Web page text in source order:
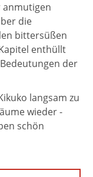
anmutigen
die
bittersüßen
enthüllt
der
langsam zu
wieder -
schön